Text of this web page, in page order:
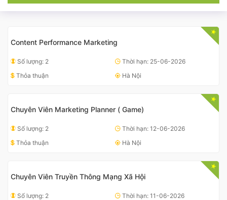
Content Performance Marketing
Số lượng: 2
Thời hạn: 25-06-2026
Thỏa thuận
Hà Nội
Chuyên Viên Marketing Planner ( Game)
Số lượng: 2
Thời hạn: 12-06-2026
Thỏa thuận
Hà Nội
Chuyên Viên Truyền Thông Mạng Xã Hội
Số lượng: 2
Thời hạn: 11-06-2026